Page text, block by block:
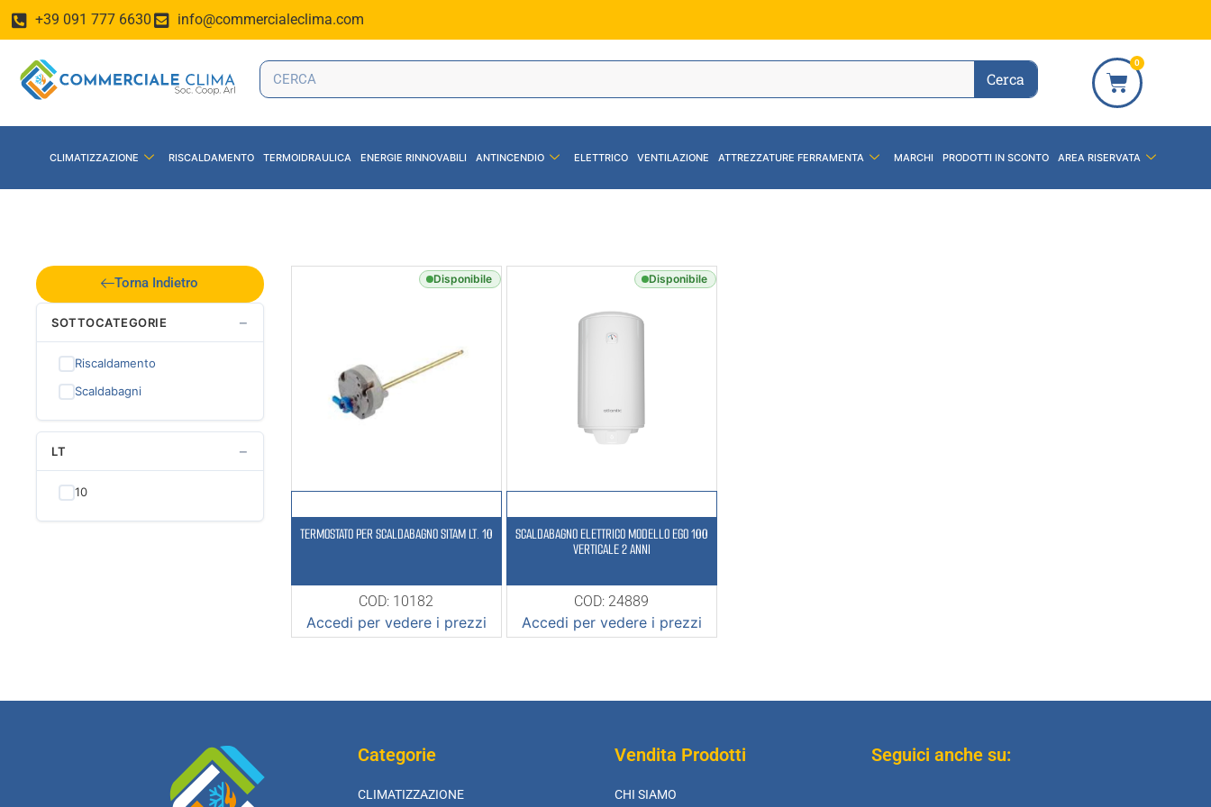
+39 091 777 6630 info@commercialeclima.com
Cerca
0
CLIMATIZZAZIONE RISCALDAMENTO TERMOIDRAULICA ENERGIE RINNOVABILI ANTINCENDIO ELETTRICO VENTILAZIONE ATTREZZATURE FERRAMENTA MARCHI PRODOTTI IN SCONTO AREA RISERVATA
Torna Indietro
SOTTOCATEGORIE −
Riscaldamento
Scaldabagni
LT −
10
Disponibile
TERMOSTATO PER SCALDABAGNO SITAM LT. 10
COD: 10182
Accedi per vedere i prezzi
Disponibile
SCALDABAGNO ELETTRICO MODELLO EGO 100
VERTICALE 2 ANNI
COD: 24889
Accedi per vedere i prezzi
Categorie
CLIMATIZZAZIONE
Vendita Prodotti
CHI SIAMO
Seguici anche su: